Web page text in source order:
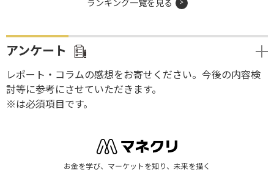
ランキング一覧を見る
アンケート
レポート・コラムの感想をお寄せください。今後の内容検
討等に参考にさせていただきます。
※は必須項目です。
お金を学び、マーケットを知り、未来を描く